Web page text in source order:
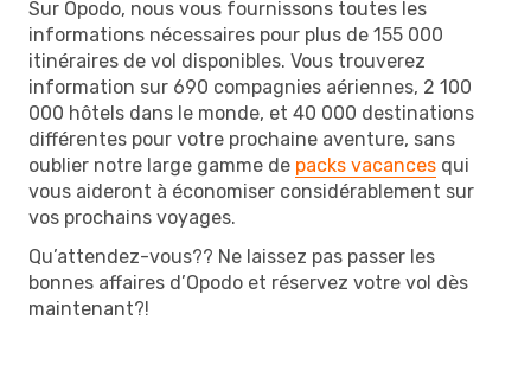
Sur Opodo, nous vous fournissons toutes les
informations nécessaires pour plus de 155 000
itinéraires de vol disponibles. Vous trouverez
information sur 690 compagnies aériennes, 2 100
000 hôtels dans le monde, et 40 000 destinations
différentes pour votre prochaine aventure, sans
oublier notre large gamme de packs vacances qui
vous aideront à économiser considérablement sur
vos prochains voyages.
Qu’attendez-vous?? Ne laissez pas passer les
bonnes affaires d’Opodo et réservez votre vol dès
maintenant?!